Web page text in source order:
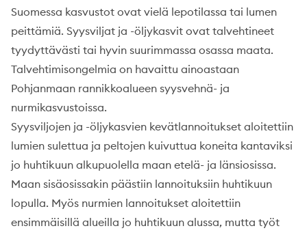
Suomessa kasvustot ovat vielä lepotilassa tai lumen
peittämiä. Syysviljat ja -öljykasvit ovat talvehtineet
tyydyttävästi tai hyvin suurimmassa osassa maata.
Talvehtimisongelmia on havaittu ainoastaan
Pohjanmaan rannikkoalueen syysvehnä- ja
nurmikasvustoissa.
Syysviljojen ja -öljykasvien kevätlannoitukset aloitettiin
lumien sulettua ja peltojen kuivuttua koneita kantaviksi
jo huhtikuun alkupuolella maan etelä- ja länsiosissa.
Maan sisäosissakin päästiin lannoituksiin huhtikuun
lopulla. Myös nurmien lannoitukset aloitettiin
ensimmäisillä alueilla jo huhtikuun alussa, mutta työt